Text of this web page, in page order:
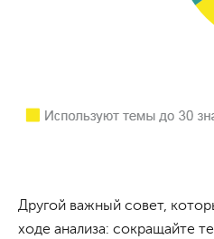
Другой важный совет,
ходе анализа: сокращайте